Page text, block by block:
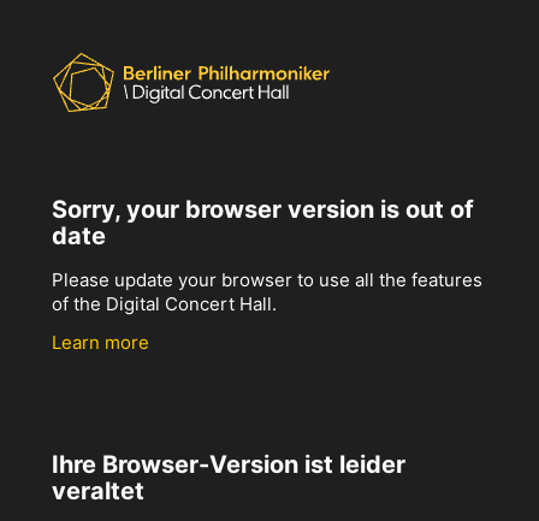
Sorry, your browser version is out of
date
Please update your browser to use all the features
of the Digital Concert Hall.
Learn more
Ihre Browser-Version ist leider
veraltet